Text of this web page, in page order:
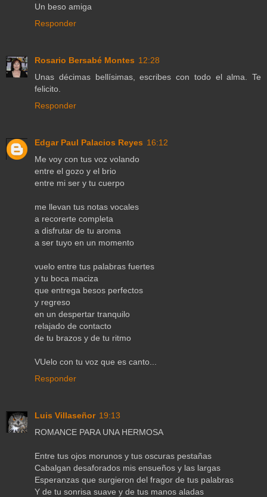
Un beso amiga
Responder
Rosario Bersabé Montes 12:28
Unas décimas bellísimas, escribes con todo el alma. Te
felicito.
Responder
Edgar Paul Palacios Reyes 16:12
Me voy con tus voz volando
entre el gozo y el brio
entre mi ser y tu cuerpo
me llevan tus notas vocales
a recorerte completa
a disfrutar de tu aroma
a ser tuyo en un momento
vuelo entre tus palabras fuertes
y tu boca maciza
que entrega besos perfectos
y regreso
en un despertar tranquilo
relajado de contacto
de tu brazos y de tu ritmo
VUelo con tu voz que es canto...
Responder
Luis Villaseñor 19:13
ROMANCE PARA UNA HERMOSA
Entre tus ojos morunos y tus oscuras pestañas
Cabalgan desaforados mis ensueños y las largas
Esperanzas que surgieron del fragor de tus palabras
Y de tu sonrisa suave y de tus manos aladas